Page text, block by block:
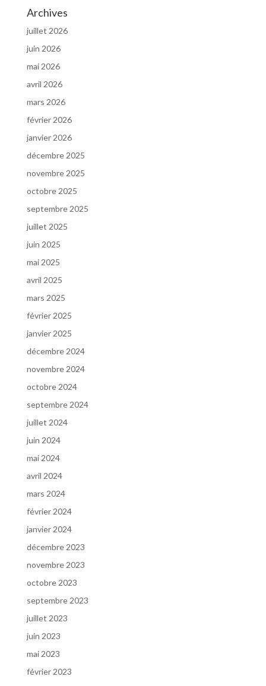
Archives
juillet 2026
juin 2026
mai 2026
avril 2026
mars 2026
février 2026
janvier 2026
décembre 2025
novembre 2025
octobre 2025
septembre 2025
juillet 2025
juin 2025
mai 2025
avril 2025
mars 2025
février 2025
janvier 2025
décembre 2024
novembre 2024
octobre 2024
septembre 2024
juillet 2024
juin 2024
mai 2024
avril 2024
mars 2024
février 2024
janvier 2024
décembre 2023
novembre 2023
octobre 2023
septembre 2023
juillet 2023
juin 2023
mai 2023
février 2023